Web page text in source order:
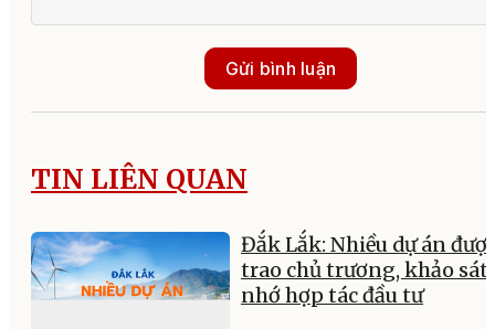
Gửi bình luận
TIN LIÊN QUAN
Đắk Lắk: Nhiều dự án
trao chủ trương, khảo
nhớ hợp tác đầu tư